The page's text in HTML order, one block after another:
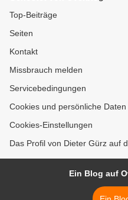
Dauerkarten möglich
Top-Beiträge
Seiten
Kontakt
Missbrauch melden
Servicebedingungen
Cookies und persönliche Daten
Cookies-Einstellungen
Das Profil von Dieter Gürz auf
Ein Blog auf